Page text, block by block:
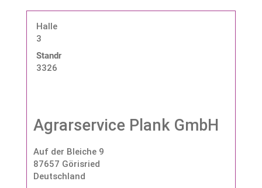
Halle
3
Standnummer:
3326
Agrarservice Plank GmbH
Auf der Bleiche 9
87657 Görisried
Deutschland